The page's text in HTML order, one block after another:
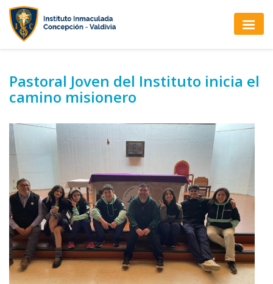
Pastoral Joven del Instituto inicia el
camino misionero